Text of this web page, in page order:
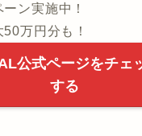
ン実施中！
万円分も！
公式ページをチェ
する